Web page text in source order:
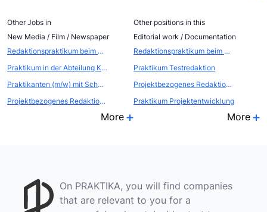
Other Jobs in
New Media / Film / Newspaper
Redaktionspraktikum beim Publisher und Podcaster Netzpiloten
Praktikum in der Abteilung Kommunikation - Öffentlichkeitsarbeit / Eventmarketing
Praktikanten (m/w) mit Schwerpunkt Videoproduktion für unser Internet-Portal und unsere Web-Agentur
Projektbezogenes Redaktionspraktikum
More
Other positions in this
Editorial work / Documentation
Redaktionspraktikum beim Publisher und Podcaster Netzpiloten
Praktikum Testredaktion
Projektbezogenes Redaktionspraktikum
Praktikum Projektentwicklung
More
On PRAKTIKA, you will find companies
that are relevant to you for a